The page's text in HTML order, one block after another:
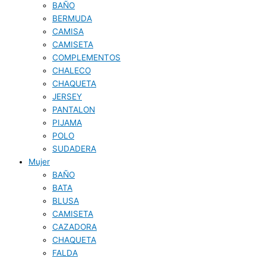
BAÑO
BERMUDA
CAMISA
CAMISETA
COMPLEMENTOS
CHALECO
CHAQUETA
JERSEY
PANTALON
PIJAMA
POLO
SUDADERA
Mujer
BAÑO
BATA
BLUSA
CAMISETA
CAZADORA
CHAQUETA
FALDA